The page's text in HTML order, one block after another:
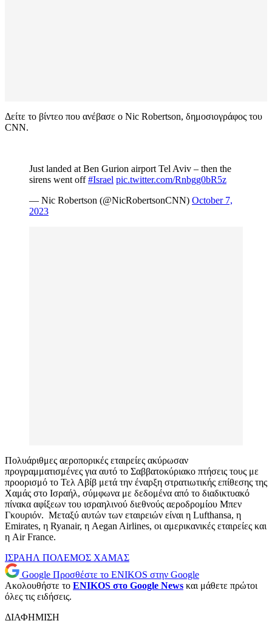
Δείτε το βίντεο που ανέβασε ο Nic Robertson, δημοσιογράφος του
CNN.
Just landed at Ben Gurion airport Tel Aviv – then the
sirens went off#Israel pic.twitter.com/Rnbgg0bR5z
— Nic Robertson (@NicRobertsonCNN) October 7,
2023
Πολυάριθμες αεροπορικές εταιρείες ακύρωσαν
προγραμματισμένες για αυτό το Σαββατοκύριακο πτήσεις τους με
προορισμό το Τελ Αβίβ μετά την έναρξη στρατιωτικής επίθεσης της
Χαμάς στο Ισραήλ, σύμφωνα με δεδομένα από το διαδικτυακό
πίνακα αφίξεων του ισραηλινού διεθνούς αεροδρομίου Μπεν
Γκουριόν. Μεταξύ αυτών των εταιρειών είναι η Lufthansa, η
Emirates, η Ryanair, η Aegan Airlines, οι αμερικανικές εταιρείες και
η Air France.
ΙΣΡΑΗΛ ΠΟΛΕΜΟΣ ΧΑΜΑΣ
Google Προσθέστε το ENIKOS στην Google
Ακολουθήστε το ENIKOS στο Google News και μάθετε πρώτοι
όλες τις ειδήσεις.
ΔΙΑΦΗΜΙΣΗ